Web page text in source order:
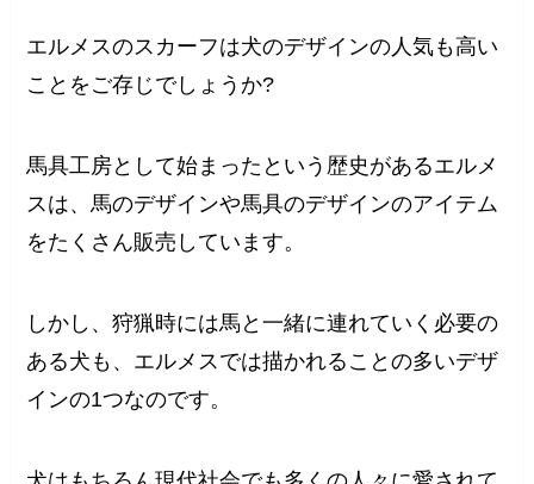
エルメスのスカーフは犬のデザインの人気も高い
ことをご存じでしょうか?
馬具工房として始まったという歴史があるエルメ
スは、馬のデザインや馬具のデザインのアイテム
をたくさん販売しています。
しかし、狩猟時には馬と一緒に連れていく必要の
ある犬も、エルメスでは描かれることの多いデザ
インの1つなのです。